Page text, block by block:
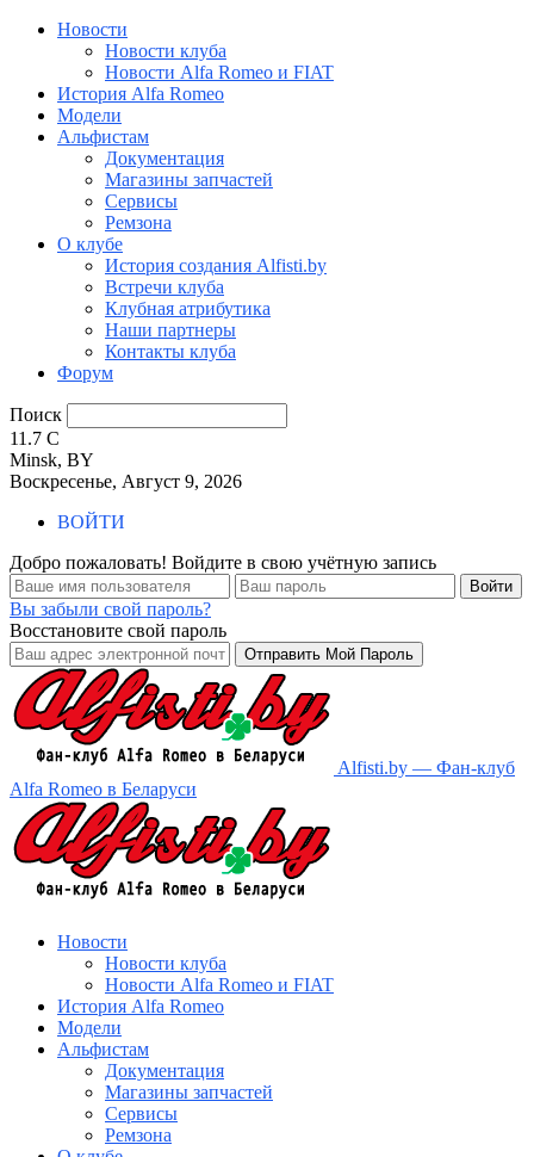
Новости
Новости клуба
Новости Alfa Romeo и FIAT
История Alfa Romeo
Модели
Альфистам
Документация
Магазины запчастей
Сервисы
Ремзона
О клубе
История создания Alfisti.by
Встречи клуба
Клубная атрибутика
Наши партнеры
Контакты клуба
Форум
Поиск
11.7 C
Minsk, BY
Воскресенье, Август 9, 2026
ВОЙТИ
Добро пожаловать! Войдите в свою учётную запись
Вы забыли свой пароль?
Восстановите свой пароль
Alfisti.by — Фан-клуб
Alfa Romeo в Беларуси
Новости
Новости клуба
Новости Alfa Romeo и FIAT
История Alfa Romeo
Модели
Альфистам
Документация
Магазины запчастей
Сервисы
Ремзона